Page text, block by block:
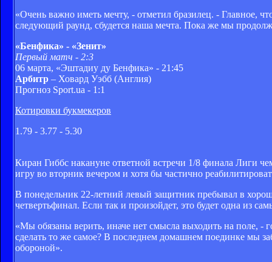
«Очень важно иметь мечту, - отметил бразилец. - Главное,
следующий раунд, сбудется наша мечта. Пока же мы
«Бенфика» - «Зенит»
Первый матч - 2:3
06 марта, «Эштадиу ду Бенфика» - 21:45
Арбитр – Ховард Уэбб (Англия)
Прогноз Sport.ua - 1:1
Котировки букмекеров
1.79 - 3.77 - 5.30
Киран Гиббс накануне ответной встречи 1/8 финала Лиги
игру во вторник вечером и хотя бы частично
В понедельник 22-летний левый защитник пребывал в
четвертьфинал. Если так и произойдет, это будет одна из
«Мы обязаны верить, иначе нет смысла выходить на поле,
сделать то же самое? В последнем домашнем поединке мы
обороной».